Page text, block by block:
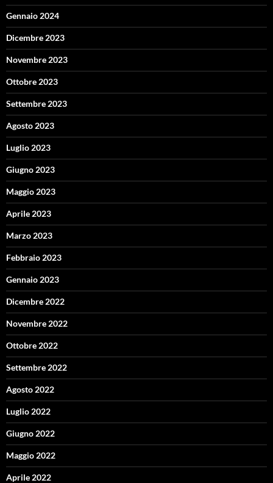
Gennaio 2024
Dicembre 2023
Novembre 2023
Ottobre 2023
Settembre 2023
Agosto 2023
Luglio 2023
Giugno 2023
Maggio 2023
Aprile 2023
Marzo 2023
Febbraio 2023
Gennaio 2023
Dicembre 2022
Novembre 2022
Ottobre 2022
Settembre 2022
Agosto 2022
Luglio 2022
Giugno 2022
Maggio 2022
Aprile 2022